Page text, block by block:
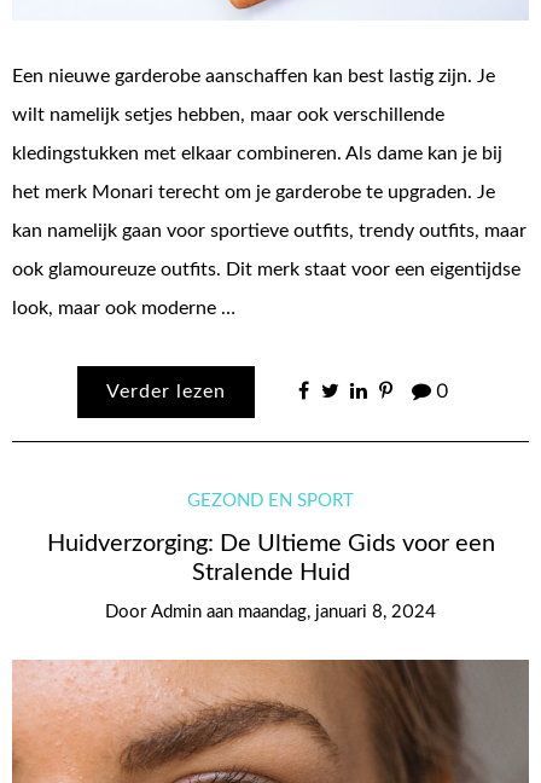
Een nieuwe garderobe aanschaffen kan best lastig zijn. Je
wilt namelijk setjes hebben, maar ook verschillende
kledingstukken met elkaar combineren. Als dame kan je bij
het merk Monari terecht om je garderobe te upgraden. Je
kan namelijk gaan voor sportieve outfits, trendy outfits, maar
ook glamoureuze outfits. Dit merk staat voor een eigentijdse
look, maar ook moderne …
Verder lezen 0
GEZOND EN SPORT
Huidverzorging: De Ultieme Gids voor een
Stralende Huid
Door Admin aan maandag, januari 8, 2024